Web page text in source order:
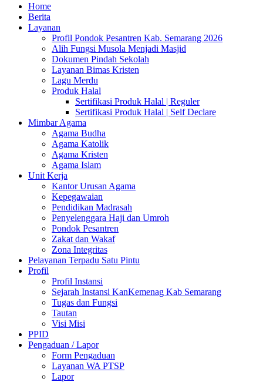
Home
Berita
Layanan
Profil Pondok Pesantren Kab. Semarang 2026
Alih Fungsi Musola Menjadi Masjid
Dokumen Pindah Sekolah
Layanan Bimas Kristen
Lagu Merdu
Produk Halal
Sertifikasi Produk Halal | Reguler
Sertifikasi Produk Halal | Self Declare
Mimbar Agama
Agama Budha
Agama Katolik
Agama Kristen
Agama Islam
Unit Kerja
Kantor Urusan Agama
Kepegawaian
Pendidikan Madrasah
Penyelenggara Haji dan Umroh
Pondok Pesantren
Zakat dan Wakaf
Zona Integritas
Pelayanan Terpadu Satu Pintu
Profil
Profil Instansi
Sejarah Instansi KanKemenag Kab Semarang
Tugas dan Fungsi
Tautan
Visi Misi
PPID
Pengaduan / Lapor
Form Pengaduan
Layanan WA PTSP
Lapor